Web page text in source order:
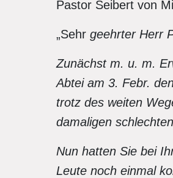
Pastor Seibert von
„Sehr geehrter Herr
Zunächst m. u. m.
Abtei am 3. Febr.
trotz des weiten
damaligen
Nun hatten Sie bei
Leute noch einmal